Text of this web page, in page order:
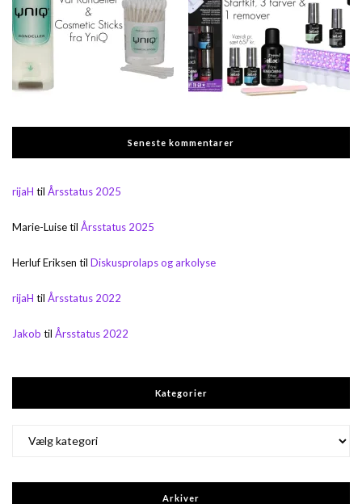
Seneste kommentarer
rijaH til Årsstatus 2025
Marie-Luisetil Årsstatus 2025
Herluf Eriksen til Diskusprolaps og arkolyse
rijaH til Årsstatus 2022
Jakob til Årsstatus 2022
Kategorier
Arkiver